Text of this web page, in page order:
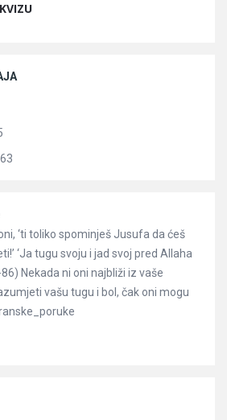
‘ti toliko spominješ Jusufa da ćeš
‘Ja tugu svoju i jad svoj pred Allaha
Nekada ni oni najbliži iz vaše
vašu tugu i bol, čak oni mogu